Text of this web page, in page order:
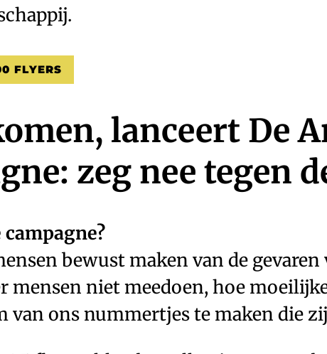
FLYERS
lanceert De
zeg nee tegen
bewust maken van de gevaren
mensen niet meedoen, hoe
van ons nummertjes te maken die